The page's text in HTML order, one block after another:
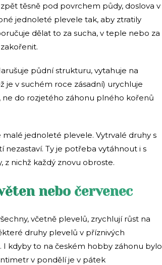
těsně pod povrchem půdy, doslova v
jednoleté plevele tak, aby ztratily
dělat to za sucha, v teple nebo za
půdní strukturu, vytahuje na
je v suchém roce zásadní) urychluje
do rozjetého záhonu plného kořenů
jednoleté plevele. Vytrvalé druhy s
Ty je potřeba vytáhnout i s
z nichž každý znovu obroste.
nebo červenec
včetně plevelů, zrychlují růst na
druhy plevelů v příznivých
kdyby to na českém hobby záhonu bylo
v pondělí je v pátek